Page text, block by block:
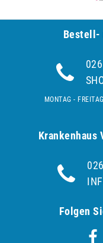
Bestell-
MONTAG -
Krankenhaus
Folgen